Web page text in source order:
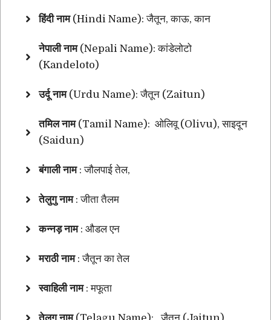
हिंदी नाम(Hindi Name): जैतून, काऊ, कान
नेपाली नाम (Nepali Name): कांडेलोटो
(Kandeloto)
उर्दू नाम (Urdu Name): जैतून (Zaitun)
तमिल नाम(Tamil Name): ओलिवू (Olivu), साइदून
(Saidun)
बंगाली नाम: जौलपाई तेल,
तेलुगु नाम: जीता तैलम
कन्नड़ नाम: औडल एन
मराठी नाम: जैतून का तेल
स्वाहिली नाम: मफूता